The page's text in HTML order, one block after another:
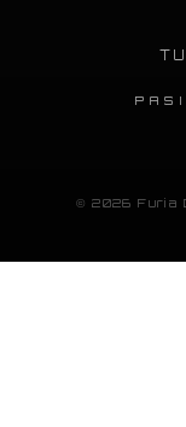
© 2026 Furia